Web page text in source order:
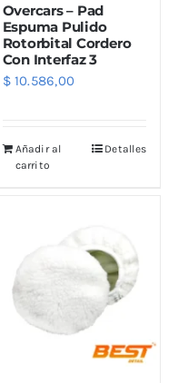
Overcars – Pad
Espuma Pulido
Rotorbital Cordero
Con Interfaz 3
$10.586,00
Añadir al
carrito
Detalles